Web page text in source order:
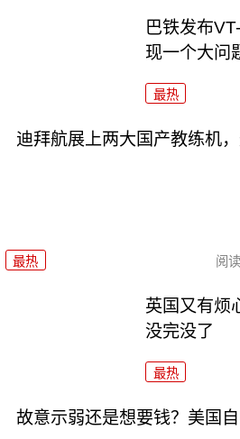
巴铁发布
现一个大问
最热
迪拜航展上两大国产教练机
最热 阅读
英国又有烦
没完没了
最热
故意示弱还是想要钱？美国